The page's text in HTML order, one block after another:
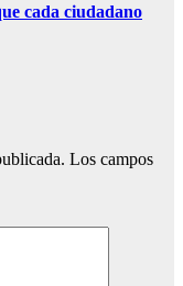
cada ciudadano
Los campos